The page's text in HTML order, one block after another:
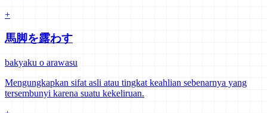
+
馬脚を露わす
bakyaku o arawasu
Mengungkapkan sifat asli atau tingkat keahlian sebenarnya yang
tersembunyi karena suatu kekeliruan.